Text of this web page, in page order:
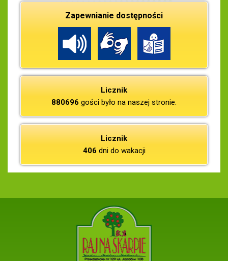
Zapewnianie dostępności
Licznik
880696 gości było na naszej stronie.
Licznik
406 dni do wakacji